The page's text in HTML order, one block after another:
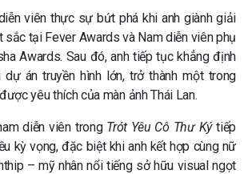
viên thực sự bứt phá khi anh giành giải
sắc tại Fever Awards và Nam diễn viên phụ
Awards. Sau đó, anh tiếp tục khẳng định
dự án truyền hình lớn, trở thành một trong
yêu thích của màn ảnh Thái Lan.
diễn viên trong Trót Yêu Cô Thư Kýtiếp
kỳ vọng, đặc biệt khi anh kết hợp cùng nữ
– mỹ nhân nổi tiếng sở hữu visual ngọt